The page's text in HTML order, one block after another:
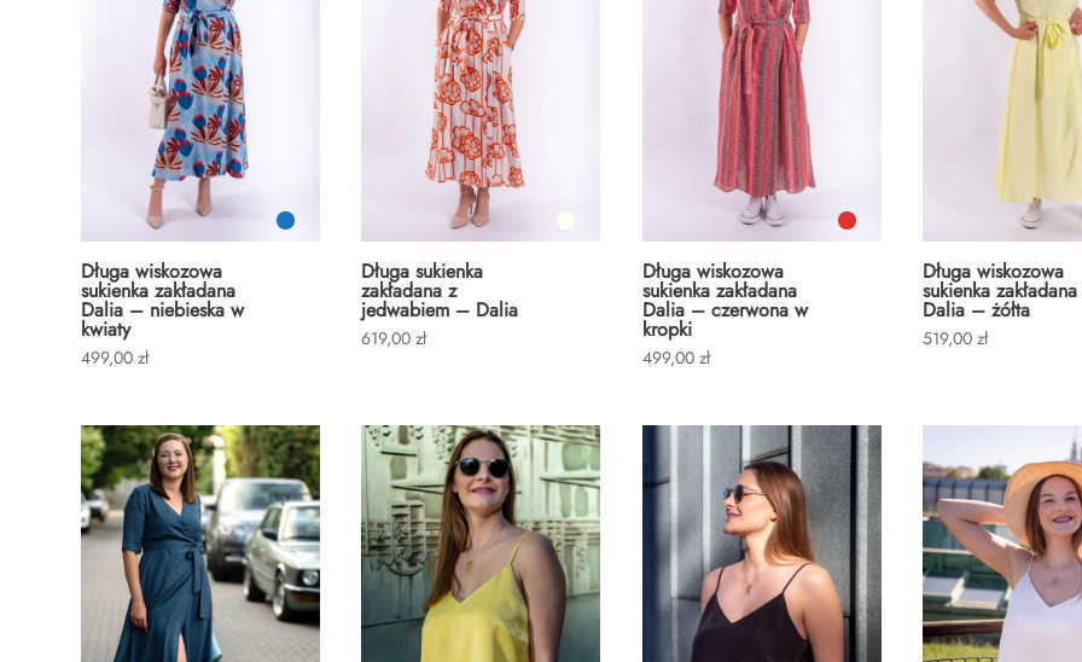
Długa wiskozowa
sukienka zakładana
Dalia – niebieska w
kwiaty
499,00zł
Długa sukienka
zakładana z
jedwabiem – Dalia
619,00zł
Długa wiskozowa
sukienka zakładana
Dalia – czerwona w
kropki
499,00 zł
Długa wiskozowa
sukienka zakładana
Dalia – żółta
519,00 zł